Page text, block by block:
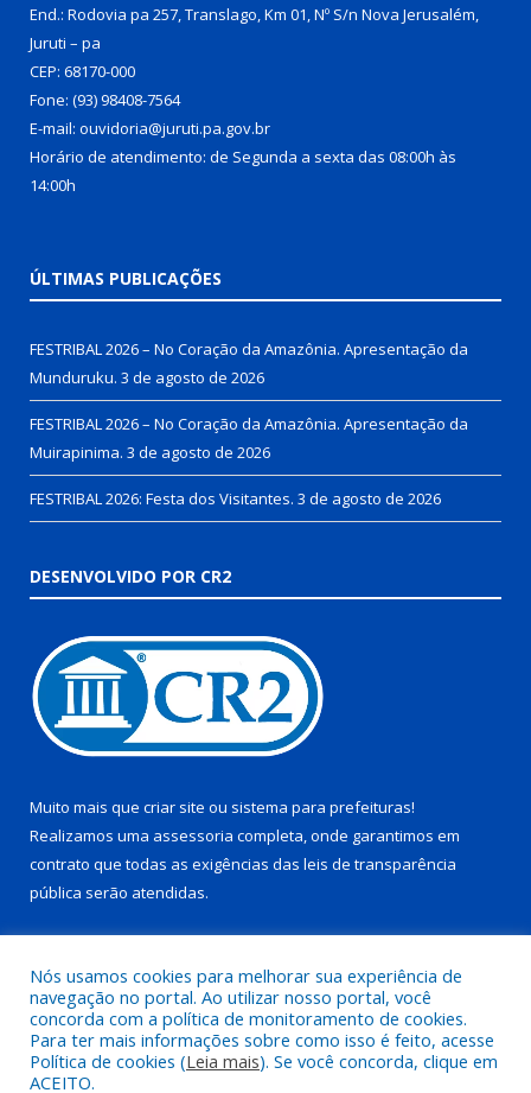
End.: Rodovia pa 257, Translago, Km 01, Nº S/n Nova Jerusalém,
Juruti – pa
CEP: 68170-000
Fone: (93) 98408-7564
E-mail: ouvidoria@juruti.pa.gov.br
Horário de atendimento: de Segunda a sexta das 08:00h às
14:00h
ÚLTIMAS PUBLICAÇÕES
FESTRIBAL 2026 – No Coração da Amazônia. Apresentação da
Munduruku. 3 de agosto de 2026
FESTRIBAL 2026 – No Coração da Amazônia. Apresentação da
Muirapinima. 3 de agosto de 2026
FESTRIBAL 2026: Festa dos Visitantes. 3 de agosto de 2026
DESENVOLVIDO POR CR2
Muito mais que criar site ou sistema para prefeituras!
Realizamos uma assessoria completa, onde garantimos em
contrato que todas as exigências das leis de transparência
pública serão atendidas.
Todos os direitos reservados a Prefeitura Municipal de Juruti.
Nós usamos cookies para melhorar sua experiência de
navegação no portal. Ao utilizar nosso portal, você
concorda com a política de monitoramento de cookies.
Para ter mais informações sobre como isso é feito, acesse
Política de cookies (Leia mais). Se você concorda, clique em
ACEITO.